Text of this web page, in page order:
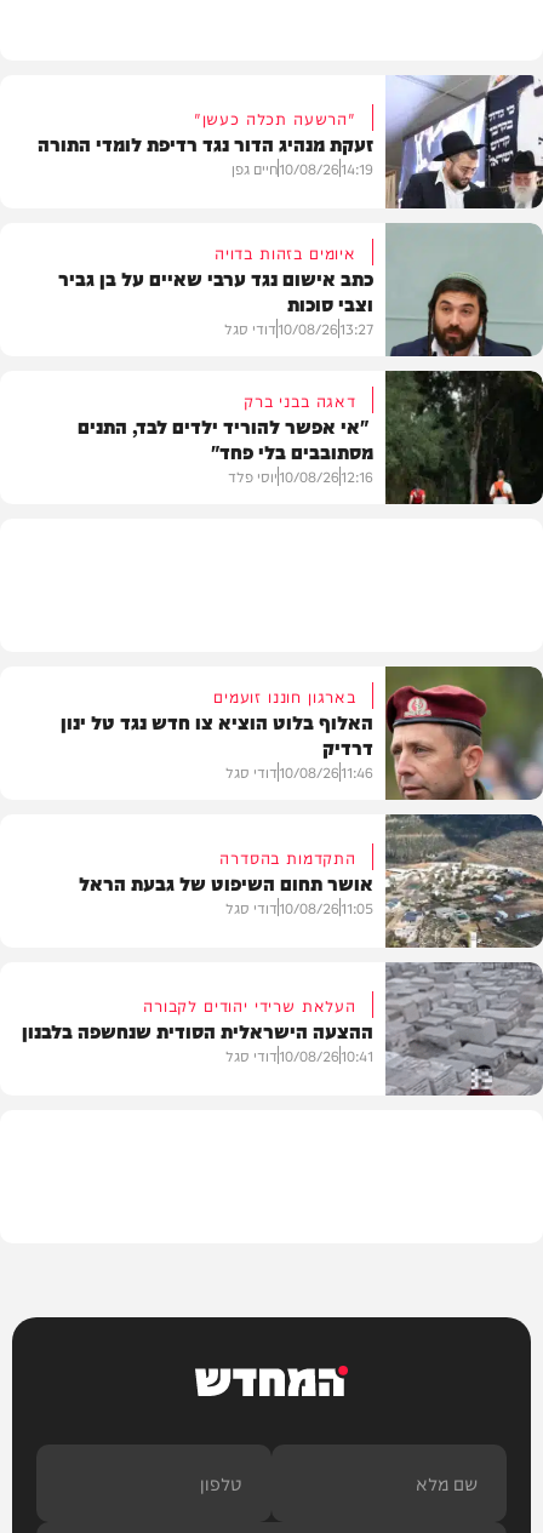
חרדים
"הרשעה תכלה כעשן"
זעקת מנהיג הדור נגד רדיפת לומדי התורה
14:19
10/08/26חיים גפן
חדשות
איומים בזהות בדויה
כתב אישום נגד ערבי שאיים על בן גביר
וצבי סוכות
13:27
10/08/26דודי סגל
דאגה בבני ברק
"אי אפשר להוריד ילדים לבד, התנים
מסתובבים בלי פחד"
12:16
10/08/26יוסי פלד
חדשות
בארגון חוננו זועמים
האלוף בלוט הוציא צו חדש נגד טל ינון
דרדיק
11:46
10/08/26דודי סגל
חדשות
התקדמות בהסדרה
אושר תחום השיפוט של גבעת הראל
11:05
10/08/26דודי סגל
העלאת שרידי יהודים לקבורה
ההצעה הישראלית הסודית שנחשפה בלבנון
10:41
10/08/26דודי סגל
המחדש